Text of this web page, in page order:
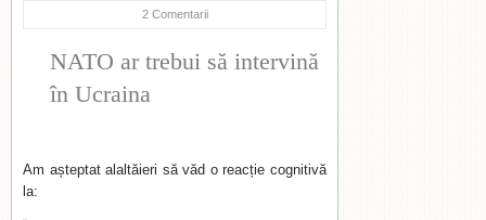
2 Comentarii
NATO ar trebui să intervină
în Ucraina
Am așteptat alaltăieri să văd o reacție cognitivă
la: